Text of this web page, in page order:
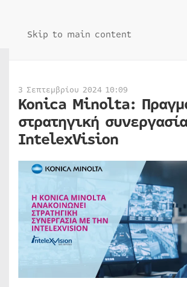
Skip to main content
3 Σεπτεμβρίου 2024 10:09
Konica Minolta:
στρατηγική
IntelexVision